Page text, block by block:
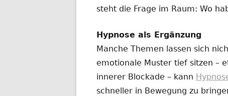
steht die Frage im Raum: Wo
Hypnose als Ergänzung
Manche Themen lassen sich
emotionale Muster tief sitzen –
innerer Blockade – kann
schneller in Bewegung zu